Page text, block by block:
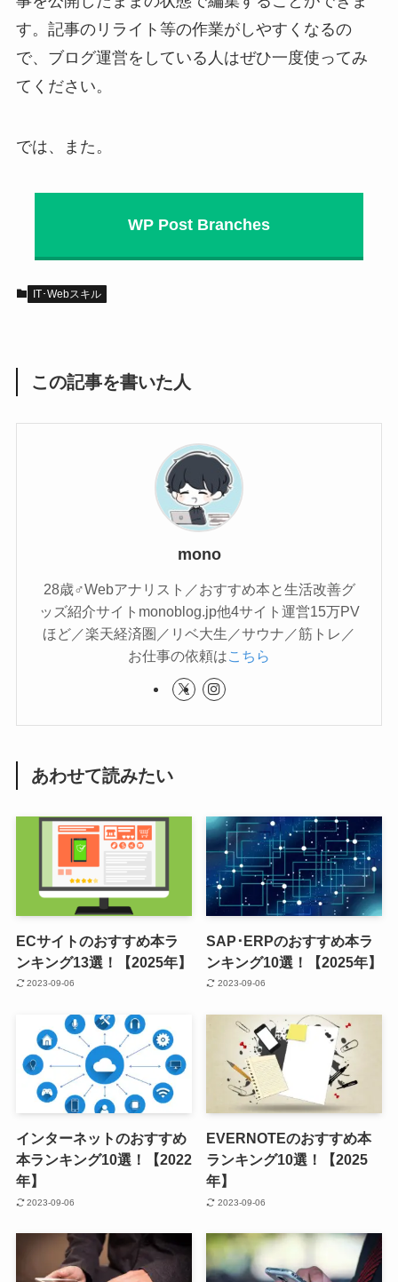
す。記事のリライト等の作業がしやすくなるの
で、ブログ運営をしている人はぜひ一度使ってみ
てください。
では、また。
WP Post Branches
IT･Webスキル
この記事を書いた人
mono
28歳♂Webアナリスト／おすすめ本と生活改善グ
ッズ紹介サイトmonoblog.jp他4サイト運営15万PV
ほど／楽天経済圏／リベ大生／サウナ／筋トレ／
お仕事の依頼はこちら
あわせて読みたい
ECサイトのおすすめ本ラ
ンキング13選！【2025年】
2023-09-06
SAP･ERPのおすすめ本ラ
ンキング10選！【2025年】
2023-09-06
インターネットのおすすめ
本ランキング10選！【2022
年】
2023-09-06
EVERNOTEのおすすめ本
ランキング10選！【2025
年】
2023-09-06